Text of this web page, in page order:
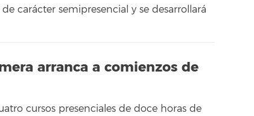
carácter semipresencial y se desarrollará
arranca a comienzos de
cursos presenciales de doce horas de